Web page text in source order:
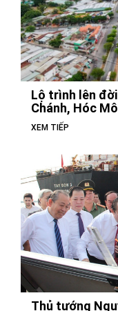
Lộ trình lên
Chánh, Hóc
XEM TIẾP
Thủ tướng